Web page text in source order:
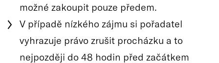
možné zakoupit pouze předem.
V případě nízkého zájmu si pořadatel
vyhrazuje právo zrušit procházku a to
nejpozději do 48 hodin před začátkem